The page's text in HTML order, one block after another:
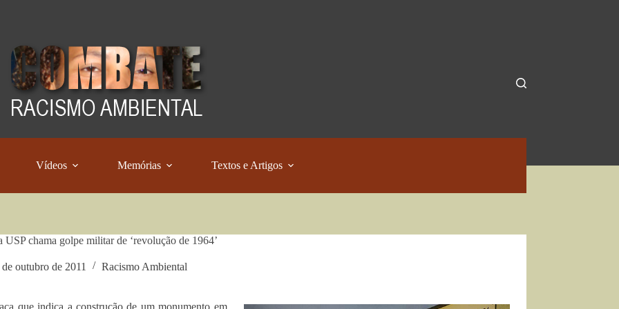
Vídeos Memórias Textos e Artigos
USP chama golpe militar de ‘revolução de 1964’
outubro de 2011 Racismo Ambiental
que indica a construção de um monumento em